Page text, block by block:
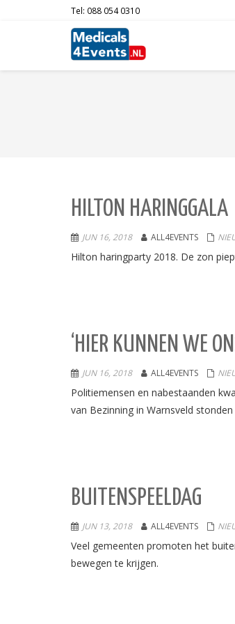
Tel: 088 054 0310
HILTON HARINGGALA
JUN 16, 2018 ALL4EVENTS
Hilton haringparty 2018. De zon
‘HIER KUNNEN WE
JUN 16, 2018 ALL4EVENTS
Politiemensen en nabestaanden
van Bezinning in Warnsveld
BUITENSPEELDAG
JUN 13, 2018 ALL4EVENTS
Veel gemeenten promoten het
bewegen te krijgen.